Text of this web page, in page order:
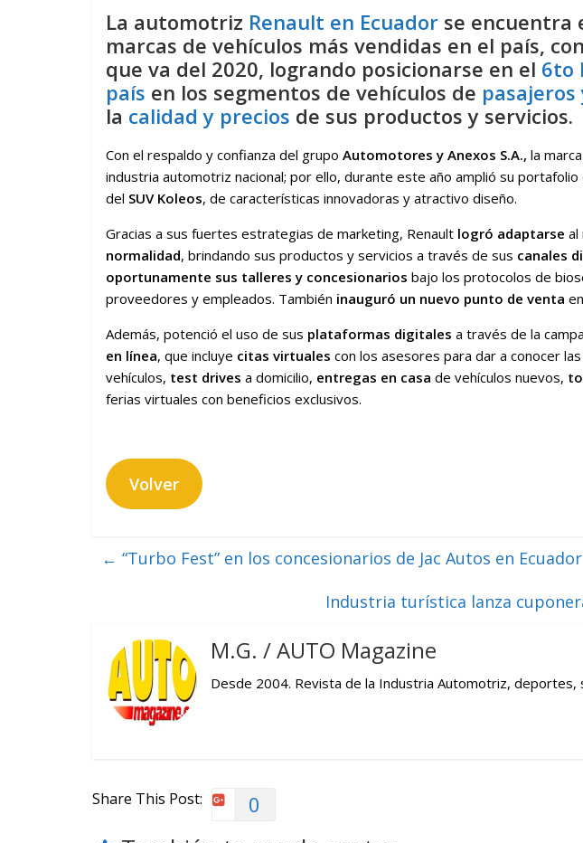
La automotriz Renault en Ecuador se encuentra
marcas de vehículos más vendidas en el país, con
que va del 2020, logrando posicionarse en el 6to
país en los segmentos de vehículos de
la calidad y precios de sus productos y servicios.
Con el respaldo y confianza del grupo Automotores y Anexos S.A., la
industria automotriz nacional; por ello, durante este año amplió su
del SUV Koleos, de características innovadoras y atractivo diseño.
Gracias a sus fuertes estrategias de marketing, Renault logró adaptarse al
normalidad, brindando sus productos y servicios a través de sus canales
oportunamente sus talleres y concesionarios bajo los protocolos de
proveedores y empleados. También inauguró un nuevo punto de venta
Además, potenció el uso de sus plataformas digitales a través de la
en línea, que incluye citas virtuales con los asesores para dar a conocer
vehículos, test drives a domicilio, entregas en casa de vehículos nuevos,
ferias virtuales con beneficios exclusivos.
Volver
← “Turbo Fest” en los concesionarios de Jac Autos en Ecuador
Industria turística lanza
M.G. / AUTO Magazine
Desde 2004. Revista de la Industria Automotriz, deportes,
Share This Post: 0